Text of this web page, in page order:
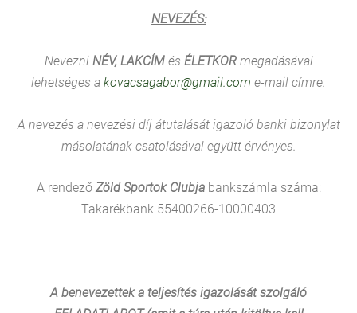
NEVEZÉS:
Nevezni NÉV, LAKCÍMés ÉLETKORmegadásával
lehetséges a kovacsagabor@gmail.com e-mail címre.
A nevezés a nevezési díj átutalását igazoló banki bizonylat
másolatának csatolásával együtt érvényes.
A rendező Zöld Sportok Clubjabankszámla száma:
Takarékbank 55400266-10000403
A benevezettek a teljesítés igazolását szolgáló